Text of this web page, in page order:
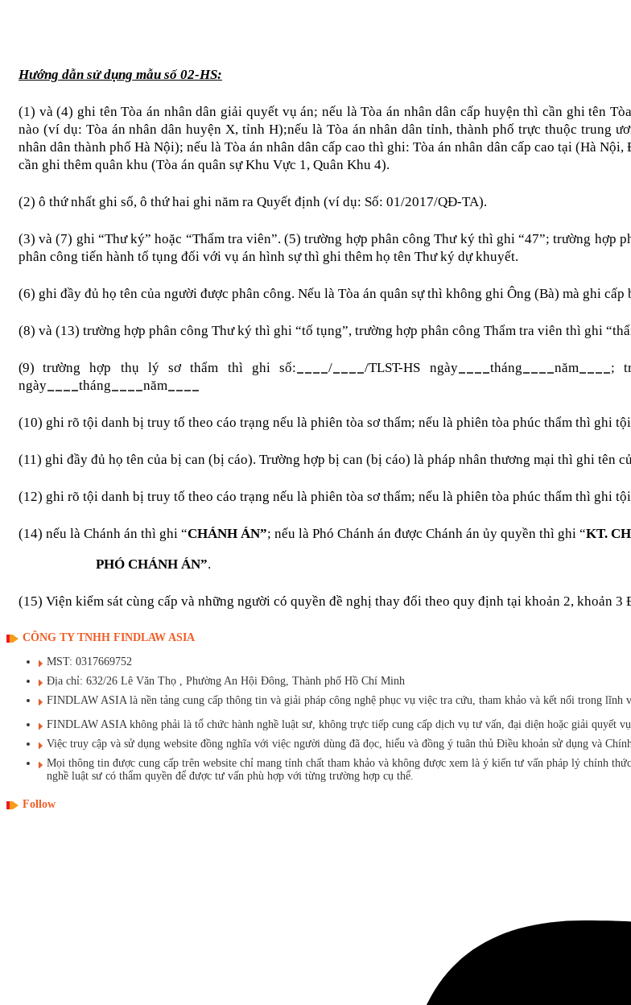
Hướng dẫn sử dụng mẫu số 02-HS:
(1) và (4) ghi tên Tòa án nhân dân giải quyết vụ án; nếu là Tòa án nhân dân cấp huyện thì cần ghi tên
nào (ví dụ: Tòa án nhân dân huyện X, tỉnh H);nếu là Tòa án nhân dân tỉnh, thành phố trực thuộc trung
nhân dân thành phố Hà Nội);nếu là Tòa án nhân dân cấp cao thì ghi: Tòa án nhân dân cấp cao tại (Hà
cần ghi thêm quân khu (Tòa án quân sự Khu Vực 1, Quân Khu 4).
(2) ô thứ nhất ghi số, ô thứ hai ghi năm ra Quyết định (ví dụ: Số: 01/2017/QĐ-TA).
(3) và (7) ghi “Thư ký” hoặc “Thẩm tra viên”. (5) trường hợp phân công Thư ký thì ghi “47”; trường hợp
phân công tiến hành tố tụng đối với vụ án hình sự thì ghi thêm họ tên Thư ký dự khuyết.
(6) ghi đầy đủ họ tên của người được phân công. Nếu là Tòa án quân sự thì không ghi Ông (Bà) mà ghi cấp
(8) và (13) trường hợp phân công Thư ký thì ghi “tố tụng”, trường hợp phân công Thẩm tra viên thì ghi
(9)trường hợp thụ lý sơ thẩm thì ghi số: ____/ ____/TLST-HS ngày____ tháng năm____ ;
ngày
tháng năm
(10) ghi rõ tội danh bị truy tố theo cáo trạng nếu là phiên tòa sơ thẩm; nếu là phiên tòa phúc thẩm thì ghi
(11) ghi đầy đủ họ tên của bị can (bị cáo). Trường hợp bị can (bị cáo) là pháp nhân thương mại thì ghi tên
(12) ghi rõ tội danh bị truy tố theo cáo trạng nếu là phiên tòa sơ thẩm; nếu là phiên tòa phúc thẩm thì ghi
(14) nếu là Chánh án thì ghi “CHÁNH ÁN”; nếu là Phó Chánh án được Chánh án ủy quyền thì ghi “KT.
PHÓ CHÁNH ÁN”.
(15) Viện kiểm sát cùng cấp và những người có quyền đề nghị thay đổi theo quy định tại khoản 2, khoản 3
CÔNG TY TNHH FINDLAW ASIA
MST: 0317669752
Địa chỉ: 632/26 Lê Văn Thọ , Phường An Hội Đông, Thành phố Hồ Chí Minh
FINDLAW ASIA là nền tảng cung cấp thông tin và giải pháp công nghệ phục vụ việc tra cứu, tham khảo và kết nối trong lĩnh
FINDLAW ASIA không phải là tổ chức hành nghề luật sư, không trực tiếp cung cấp dịch vụ tư vấn, đại diện hoặc giải quyết
Việc truy cập và sử dụng website đồng nghĩa với việc người dùng đã đọc, hiểu và đồng ý tuân thủ Điều khoản sử dụng và
Mọi thông tin được cung cấp trên website chỉ mang tính chất tham khảo và không được xem là ý kiến tư vấn pháp lý chính
nghề luật sư có thẩm quyền để được tư vấn phù hợp với từng trường hợp cụ thể.
Follow